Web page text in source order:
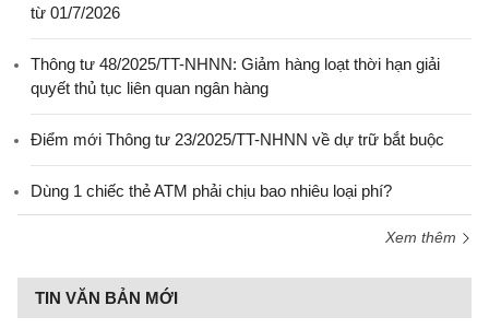
từ 01/7/2026
Thông tư 48/2025/TT-NHNN: Giảm hàng loạt thời hạn giải
quyết thủ tục liên quan ngân hàng
Điểm mới Thông tư 23/2025/TT-NHNN về dự trữ bắt buộc
Dùng 1 chiếc thẻ ATM phải chịu bao nhiêu loại phí?
Xem thêm
TIN VĂN BẢN MỚI